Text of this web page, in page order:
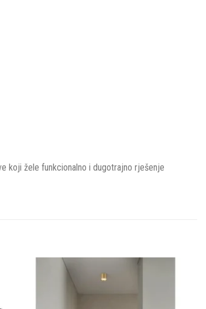
koji žele funkcionalno i dugotrajno rješenje